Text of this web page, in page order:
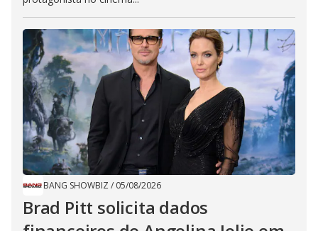
BANG SHOWBIZ / 05/08/2026
Brad Pitt solicita dados